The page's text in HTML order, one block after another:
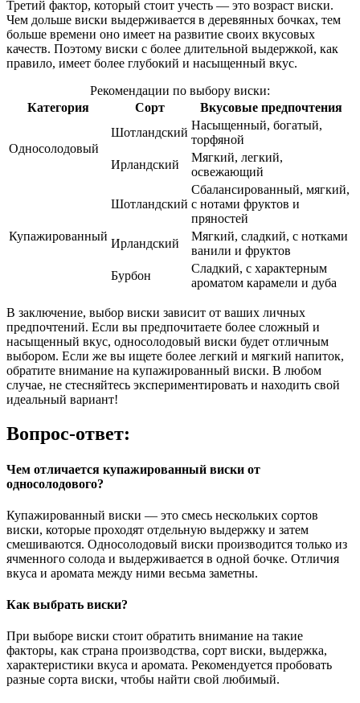
Третий фактор, который стоит учесть — это возраст виски.
Чем дольше виски выдерживается в деревянных бочках, тем
больше времени оно имеет на развитие своих вкусовых
качеств. Поэтому виски с более длительной выдержкой, как
правило, имеет более глубокий и насыщенный вкус.
Рекомендации по выбору виски:
Категория
Сорт Вкусовые предпочтения
Односолодовый
Шотландский
Насыщенный, богатый,
торфяной
Ирландский
Мягкий, легкий,
освежающий
Купажированный
Шотландский
Сбалансированный, мягкий,
с нотами фруктов и
пряностей
Ирландский
Мягкий, сладкий, с нотками
ванили и фруктов
Бурбон
Сладкий, с характерным
ароматом карамели и дуба
В заключение, выбор виски зависит от ваших личных
предпочтений. Если вы предпочитаете более сложный и
насыщенный вкус, односолодовый виски будет отличным
выбором. Если же вы ищете более легкий и мягкий напиток,
обратите внимание на купажированный виски. В любом
случае, не стесняйтесь экспериментировать и находить свой
идеальный вариант!
Вопрос-ответ:
Чем отличается купажированный виски от
односолодового?
Купажированный виски — это смесь нескольких сортов
виски, которые проходят отдельную выдержку и затем
смешиваются. Односолодовый виски производится только из
ячменного солода и выдерживается в одной бочке. Отличия
вкуса и аромата между ними весьма заметны.
Как выбрать виски?
При выборе виски стоит обратить внимание на такие
факторы, как страна производства, сорт виски, выдержка,
характеристики вкуса и аромата. Рекомендуется пробовать
разные сорта виски, чтобы найти свой любимый.